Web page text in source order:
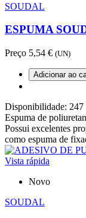
SOUDAL
ESPUMA
Preço 5,54 € (UN)
Adicionar ao
Disponibilidade: 247
Espuma de
Possui excelentes
como espuma de
Vista rápida
Novo
SOUDAL